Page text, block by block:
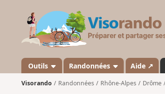
Outils Randonnées Aide ↗
Visorando Randonnées Rhône-Alpes Drôme